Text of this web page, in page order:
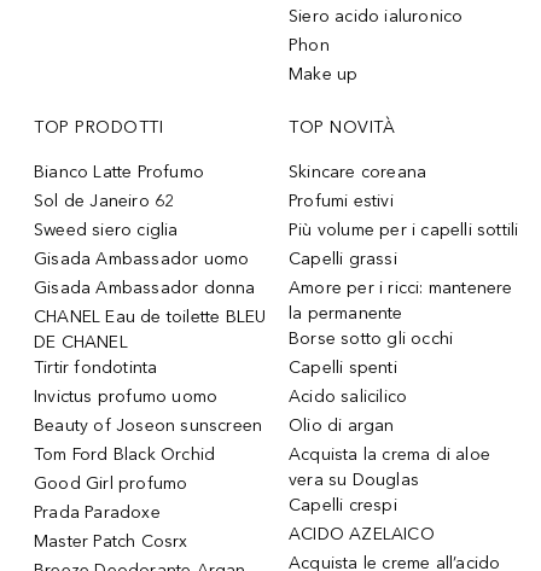
Siero acido ialuronico
Phon
Make up
TOP PRODOTTI
Bianco Latte Profumo
Sol de Janeiro 62
Sweed siero ciglia
Gisada Ambassador uomo
Gisada Ambassador donna
CHANEL Eau de toilette BLEU
DE CHANEL
Tirtir fondotinta
Invictus profumo uomo
Beauty of Joseon sunscreen
Tom Ford Black Orchid
Good Girl profumo
Prada Paradoxe
Master Patch Cosrx
TOP NOVITÀ
Skincare coreana
Profumi estivi
Più volume per i capelli sottili
Capelli grassi
Amore per i ricci: mantenere
la permanente
Borse sotto gli occhi
Capelli spenti
Acido salicilico
Olio di argan
Acquista la crema di aloe
vera su Douglas
Capelli crespi
ACIDO AZELAICO
Acquista le creme all’acido